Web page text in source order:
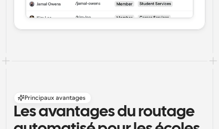
Principaux avantages
Les avantages du routage